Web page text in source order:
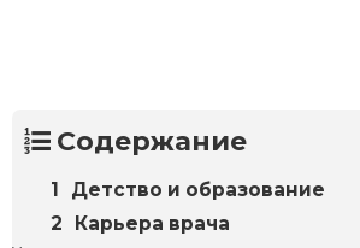
Содержание
Детство и образование
Карьера врача